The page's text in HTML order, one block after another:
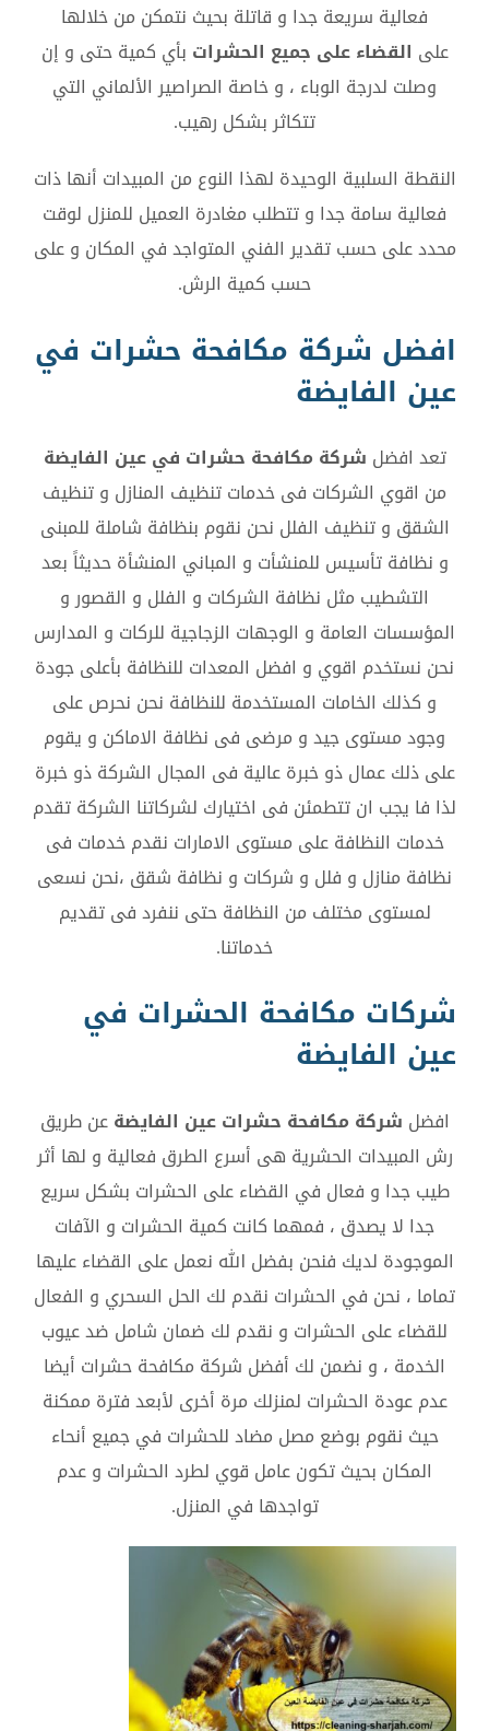
فعالية سريعة جدا و قاتلة بحيث نتمكن من خلالها
على القضاء على جميع الحشرات بأي كمية حتى و إن
وصلت لدرجة الوباء ، و خاصة الصراصير الألماني التي
تتكاثر بشكل رهيب.
النقطة السلبية الوحيدة لهذا النوع من المبيدات أنها ذات
فعالية سامة جدا و تتطلب مغادرة العميل للمنزل لوقت
محدد على حسب تقدير الفني المتواجد في المكان و على
حسب كمية الرش.
افضل شركة مكافحة حشرات في
عين الفايضة
تعد افضل شركة مكافحة حشرات في عين الفايضة
من اقوي الشركات فى خدمات تنظيف المنازل و تنظيف
الشقق و تنظيف الفلل نحن نقوم بنظافة شاملة للمبنى
و نظافة تأسيس للمنشأت و المباني المنشأة حديثاً بعد
التشطيب مثل نظافة الشركات و الفلل و القصور و
المؤسسات العامة و الوجهات الزجاجية للركات و المدارس
نحن نستخدم اقوي و افضل المعدات للنظافة بأعلى جودة
و كذلك الخامات المستخدمة للنظافة نحن نحرص على
وجود مستوى جيد و مرضى فى نظافة الاماكن و يقوم
على ذلك عمال ذو خبرة عالية فى المجال الشركة ذو خبرة
لذا فا يجب ان تتطمئن فى اختيارك لشركاتنا الشركة تقدم
خدمات النظافة على مستوى الامارات نقدم خدمات فى
نظافة منازل و فلل و شركات و نظافة شقق ،نحن نسعى
لمستوى مختلف من النظافة حتى ننفرد فى تقديم
خدماتنا.
شركات مكافحة الحشرات في
عين الفايضة
افضل شركة مكافحة حشرات عين الفايضةعن طريق
رش المبيدات الحشرية هى أسرع الطرق فعالية و لها أثر
طيب جدا و فعال في القضاء على الحشرات بشكل سريع
جدا لا يصدق ، فمهما كانت كمية الحشرات و الآفات
الموجودة لديك فنحن بفضل الله نعمل على القضاء عليها
تماما ، نحن في الحشرات نقدم لك الحل السحري و الفعال
للقضاء على الحشرات و نقدم لك ضمان شامل ضد عيوب
الخدمة ، و نضمن لك أفضل شركة مكافحة حشرات أيضا
عدم عودة الحشرات لمنزلك مرة أخرى لأبعد فترة ممكنة
حيث نقوم بوضع مصل مضاد للحشرات في جميع أنحاء
المكان بحيث تكون عامل قوي لطرد الحشرات و عدم
تواجدها في المنزل.